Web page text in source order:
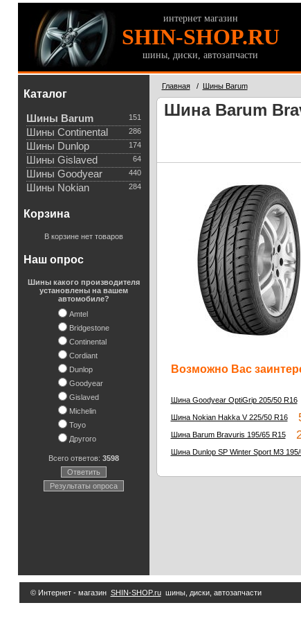
интернет магазин
SHIN-SHOP.RU
шины, диски, автозапчасти
Каталог
151
Шины Barum
286
Шины Continental
174
Шины Dunlop
64
Шины Gislaved
440
Шины Goodyear
284
Шины Nokian
Корзина
В корзине нет товаров
Наш опрос
Шины какого производителя
установлены на вашем
автомобиле?
Amtel
Bridgestone
Continental
Cordiant
Dunlop
Goodyear
Gislaved
Michelin
Toyo
Другого
Всего ответов: 3598
Ответить
Результаты опроса
Главная/ Шины Barum
Шина Barum
Возможно Вас
Шина Goodyear OptiGrip 205/50 R16
Шина Nokian Hakka V 225/50 R165
Шина Barum Bravuris 195/65 R152
Шина Dunlop SP Winter Sport M3
© Интернет - магазин SHIN-SHOP.ruшины, диски, автозапчасти